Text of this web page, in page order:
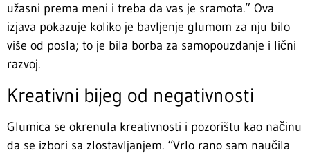
užasni prema meni i treba da vas je sramota.” Ova
izjava pokazuje koliko je bavljenje glumom za nju bilo
više od posla; to je bila borba za samopouzdanje i lični
razvoj.
Kreativni bijeg od negativnosti
Glumica se okrenula kreativnosti i pozorištu kao načinu
da se izbori sa zlostavljanjem. “Vrlo rano sam naučila